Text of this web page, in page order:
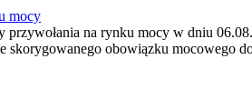
mocy
przywołania na rynku mocy w dniu
obowiązku mocowego